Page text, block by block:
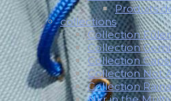
Produits
collections
Collection
Collection
Collection
Collection Not
Collection